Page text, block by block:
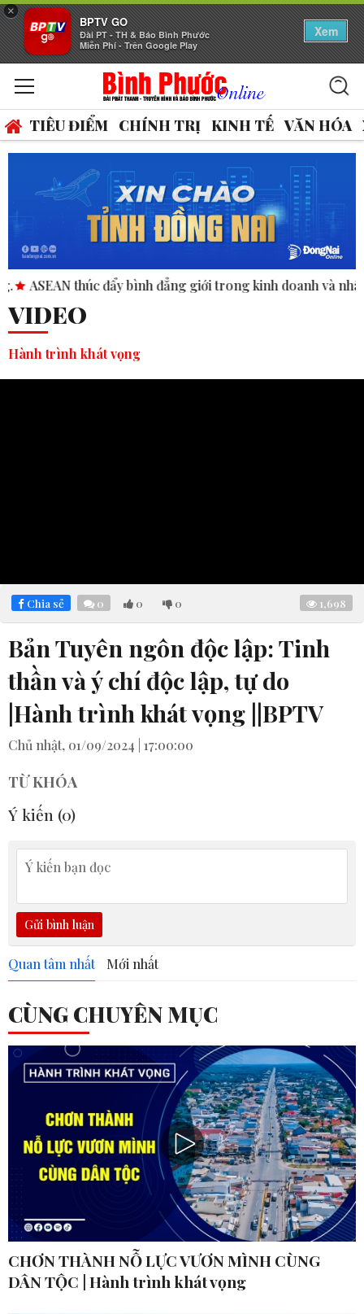
×
BPTV GO
Đài PT - TH & Báo Bình Phước
Miễn Phí - Trên Google Play
Xem
TIÊU ĐIỂM CHÍNH TRỊ KINH TẾ VĂN HÓA
trong kinh doanh và nhân quyền. FIFA thừa nhận mặt sân
VIDEO
Hành trình khát vọng
Chia sẻ 0 0 0 1,698
Bản Tuyên ngôn độc lập: Tinh
thần và ý chí độc lập, tự do
|Hành trình khát vọng ||BPTV
Chủ nhật, 01/09/2024 | 17:00:00
TỪ KHÓA
Ý kiến (0)
Gửi bình luận
Quan tâm nhất Mới nhất
CÙNG CHUYÊN MỤC
CHƠN THÀNH NỖ LỰC VƯƠN MÌNH CÙNG
DÂN TỘC | Hành trình khát vọng